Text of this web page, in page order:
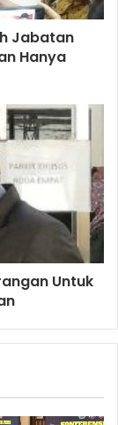
Jabatan
Hanya
Untuk